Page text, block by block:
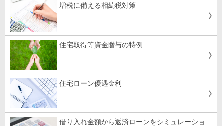
増税に備える相続税対策
住宅取得等資金贈与の特例
住宅ローン優遇金利
借り入れ金額から返済ローンをシミュレーショ